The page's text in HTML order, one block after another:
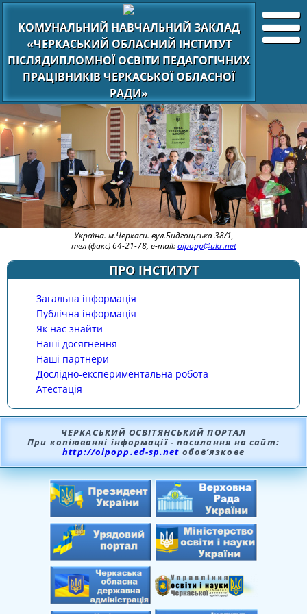
КОМУНАЛЬНИЙ НАВЧАЛЬНИЙ ЗАКЛАД
«ЧЕРКАСЬКИЙ ОБЛАСНИЙ ІНСТИТУТ
ПІСЛЯДИПЛОМНОЇ ОСВІТИ ПЕДАГОГІЧНИХ
ПРАЦІВНИКІВ ЧЕРКАСЬКОЇ ОБЛАСНОЇ
РАДИ»
Україна. м.Черкаси. вул.Бидгощська 38/1,
тел (факс) 64-21-78, e-mail:oipopp@ukr.net
ПРО ІНСТИТУТ
Загальна інформація
Публічна інформація
Як нас знайти
Наші досягнення
Наші партнери
Дослідно-експериментальна робота
Атестація
ЧЕРКАСЬКИЙ ОСВІТЯНСЬКИЙ ПОРТАЛ
При копіюванні інформації - посилання на сайт:
http://oipopp.ed-sp.net обов’язкове